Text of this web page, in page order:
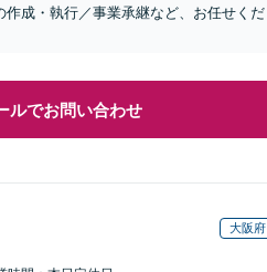
成・執行／事業承継など、お任せくだ
ルでお問い合わせ
大阪府